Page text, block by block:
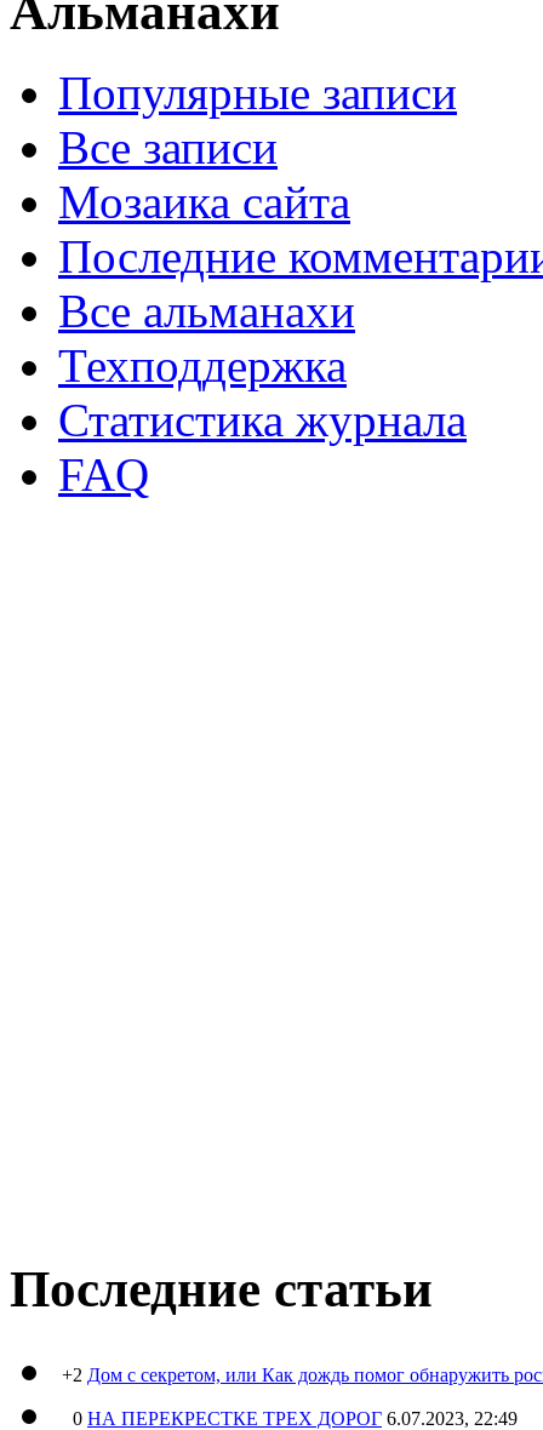
Альманахи
Популярные записи
Все записи
Мозаика сайта
Последние
Все альманахи
Техподдержка
Статистика журнала
FAQ
Последние статьи
+2 Дом с секретом, или Как дождь помог обнаружить
0 НА ПЕРЕКРЕСТКЕ ТРЕХ ДОРОГ 6.07.2023, 22:49